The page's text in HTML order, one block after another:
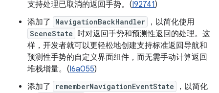
支持处理已取消的返回手势。(I92741)
添加了
NavigationBackHandler ，以简化使用
SceneState 时对返回手势和预测性返回的处理。这
样，开发者就可以更轻松地创建支持标准返回导航和
预测性手势的自定义界面组件，而无需手动计算返回
堆栈增量。(I6a055)
添加了
rememberNavigationEventState
，以简化